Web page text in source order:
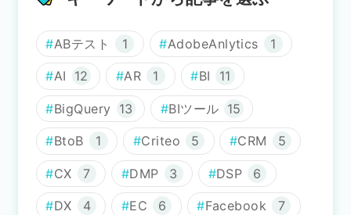
ABテスト 1 AdobeAnlytics 1
AI 12 AR 1 BI 11
BigQuery 13 BIツール 15
BtoB 1 Criteo 5 CRM 5
CX 7 DMP 3 DSP 6
DX 4 EC 6 Facebook 7